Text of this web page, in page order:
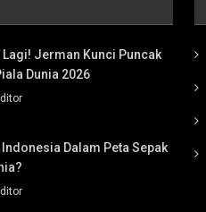
Lagi! Jerman Kunci Puncak
Dunia 2026
Indonesia Dalam Peta Sepak